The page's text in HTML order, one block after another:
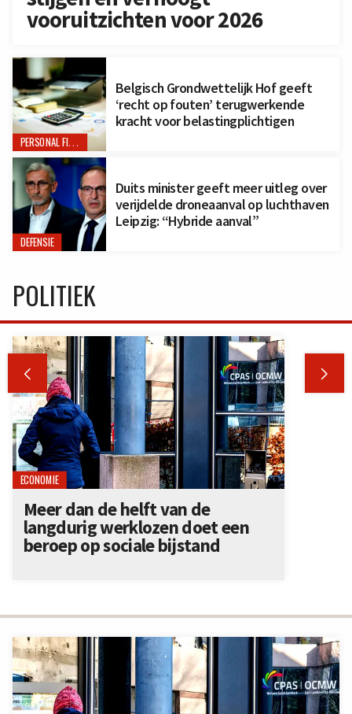
vooruitzichten voor 2026
PERSONAL FINANCE
Belgisch Grondwettelijk Hof geeft
‘recht op fouten’ terugwerkende
kracht voor belastingplichtigen
DEFENSIE
Duits minister geeft meer uitleg over
verijdelde droneaanval op luchthaven
Leipzig: “Hybride aanval”
POLITIEK
 
ECONOMIE
Meer dan de helft van de
langdurig werklozen doet een
beroep op sociale bijstand